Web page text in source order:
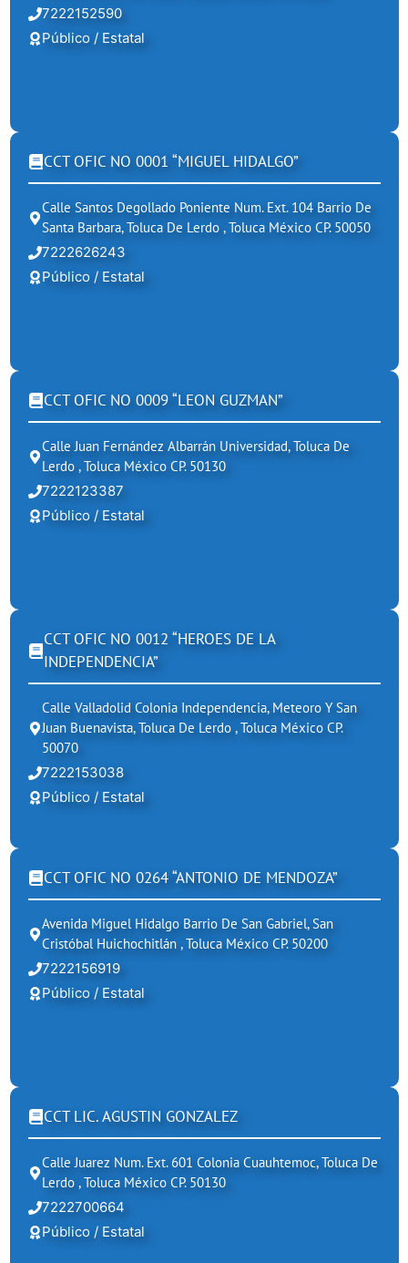
7222152590
Público / Estatal
CCT OFIC NO 0001 “MIGUEL HIDALGO”
Calle Santos Degollado Poniente Num. Ext. 104 Barrio De
Santa Barbara, Toluca De Lerdo , Toluca México CP. 50050
7222626243
Público / Estatal
CCT OFIC NO 0009 “LEON GUZMAN”
Calle Juan Fernández Albarrán Universidad, Toluca De
Lerdo , Toluca México CP. 50130
7222123387
Público / Estatal
CCT OFIC NO 0012 “HEROES DE LA
INDEPENDENCIA”
Calle Valladolid Colonia Independencia, Meteoro Y San
Juan Buenavista, Toluca De Lerdo , Toluca México CP.
50070
7222153038
Público / Estatal
CCT OFIC NO 0264 “ANTONIO DE MENDOZA”
Avenida Miguel Hidalgo Barrio De San Gabriel, San
Cristóbal Huichochitlán , Toluca México CP. 50200
7222156919
Público / Estatal
CCT LIC. AGUSTIN GONZALEZ
Calle Juarez Num. Ext. 601 Colonia Cuauhtemoc, Toluca De
Lerdo , Toluca México CP. 50130
7222700664
Público / Estatal